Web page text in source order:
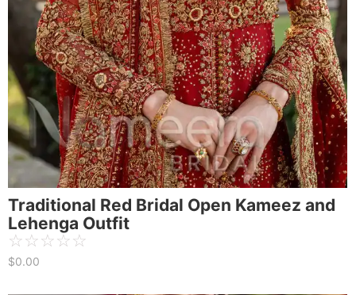
Traditional Red Bridal Open Kameez and
Lehenga Outfit
☆☆☆☆☆
$0.00